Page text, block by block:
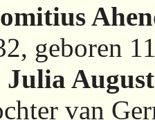
geboren
Julia
van